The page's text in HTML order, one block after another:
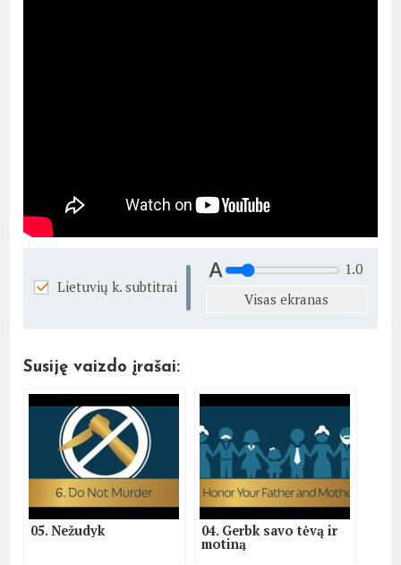
Lietuvių k. subtitrai
1.0
Visas ekranas
Susiję vaizdo įrašai:
05. Nežudyk 04. Gerbk savo tėvą ir
motiną